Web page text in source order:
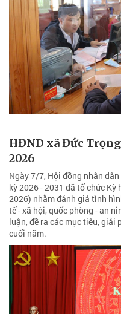
HĐND xã Đức
2026
Ngày 7/7, Hội đồng nhân
kỳ 2026 - 2031 đã tổ chức
2026) nhằm đánh giá tình
tế - xã hội, quốc phòng - an
luận, đề ra các mục tiêu,
cuối năm.